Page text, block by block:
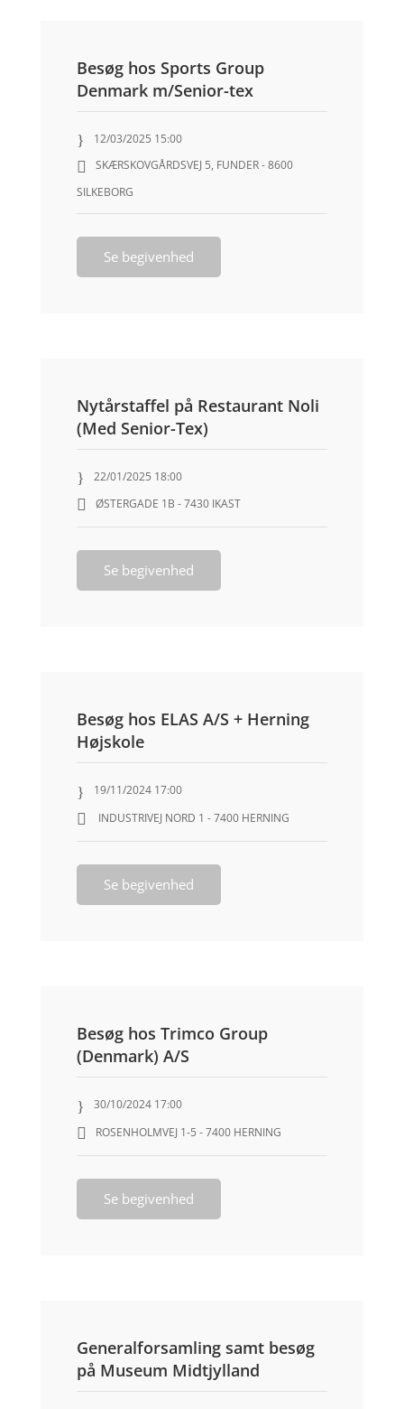
Besøg hos Sports Group
Denmark m/Senior-tex
12/03/2025 15:00
SKÆRSKOVGÅRDSVEJ 5, FUNDER - 8600
SILKEBORG
Se begivenhed
Nytårstaffel på Restaurant Noli
(Med Senior-Tex)
22/01/2025 18:00
ØSTERGADE 1B - 7430 IKAST
Se begivenhed
Besøg hos ELAS A/S + Herning
Højskole
19/11/2024 17:00
INDUSTRIVEJ NORD 1 - 7400 HERNING
Se begivenhed
Besøg hos Trimco Group
(Denmark) A/S
30/10/2024 17:00
ROSENHOLMVEJ 1-5 - 7400 HERNING
Se begivenhed
Generalforsamling samt besøg
på Museum Midtjylland